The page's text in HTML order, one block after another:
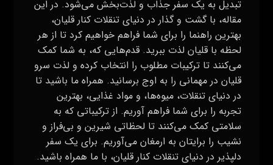
تبدیل به یک سفر جذاب و لذت‌بخش می‌شود. در این
مقاله، با گشت و گذار در دنیای تنقلات کنار قلیان،
بهترین راهنما را برای شما فراهم خواهیم کرد تا از هر
لحظه با قلیان لذت ببرید. قدم‌هایی که، به شما کمک
می‌کنند تا ترکیبات مطلوب را انتخاب کرده و لذت سرو
قلیان در مهمانی را به اوج برسانید. همراه ما باشید تا
در دنیای تنقلات، میوه‌ها، و مواد غذایی، بهترین
تجربه را برای شما فراهم آوریم. از ترکیباتی که به
سلامتی کمک می‌کنند تا لحظاتی شیرین و بی‌فراز و
نشیب را برایتان به ارمغان می‌آوریم. برای یک سفر
دلپذیر در دنیای تنقلات کنار قلیان، با ما همراه باشید.